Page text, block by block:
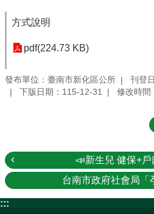
方式說明
pdf(224.73 KB)
發布單位：臺南市新化區公所
刊登
下版日期：115-12-31
修改時間
📣新生兒 健保+戶
台南市政府社會局「
:::